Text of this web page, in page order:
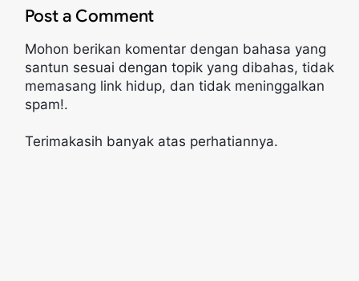
Post a Comment
Mohon berikan komentar dengan bahasa yang
santun sesuai dengan topik yang dibahas, tidak
memasang link hidup, dan tidak meninggalkan
spam!.
Terimakasih banyak atas perhatiannya.